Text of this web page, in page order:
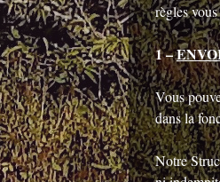
règles
1 –
Vous
dans la
Notre